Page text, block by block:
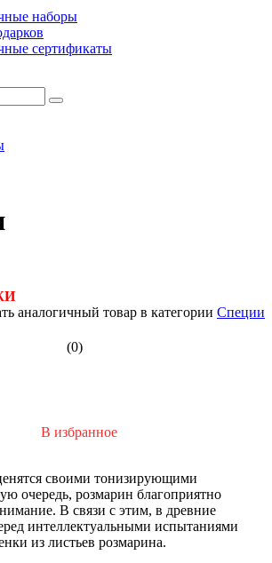
наборы
сертификаты
аналогичный товар в категории Специи
(0)
В избранное
своими тонизирующими
очередь, розмарин благоприятно
В связи с этим, в древние
интеллектуальными испытаниями
из листьев розмарина.